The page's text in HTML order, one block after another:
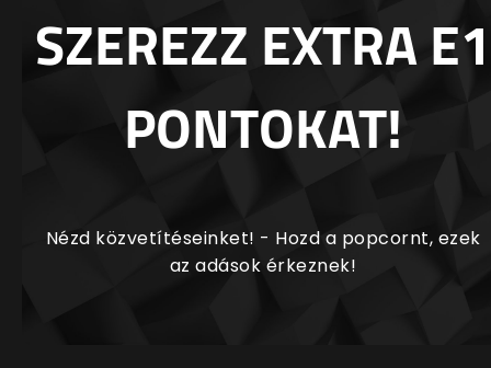
SZEREZZ EXTRA E1
PONTOKAT!
Nézd közvetítéseinket! - Hozd a popcornt, ezek
az adások érkeznek!